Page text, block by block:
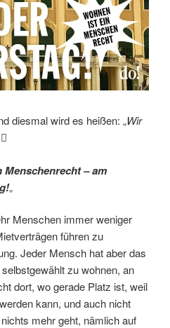
diesmal wird es heißen: „Wir
Menschenrecht – am
„
Menschen immer weniger
führen zu
Jeder Mensch hat aber das
zu wohnen, an
dort, wo gerade Platz ist, weil
kann, und auch nicht
mehr geht, nämlich auf